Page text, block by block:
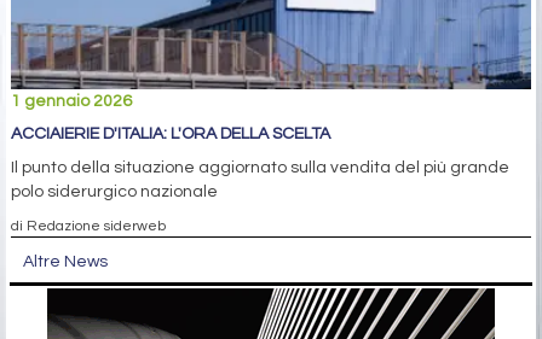
1 gennaio 2026
ACCIAIERIE D'ITALIA: L'ORA DELLA SCELTA
Il punto della situazione aggiornato sulla vendita del più grande
polo siderurgico nazionale
di Redazione siderweb
Altre News